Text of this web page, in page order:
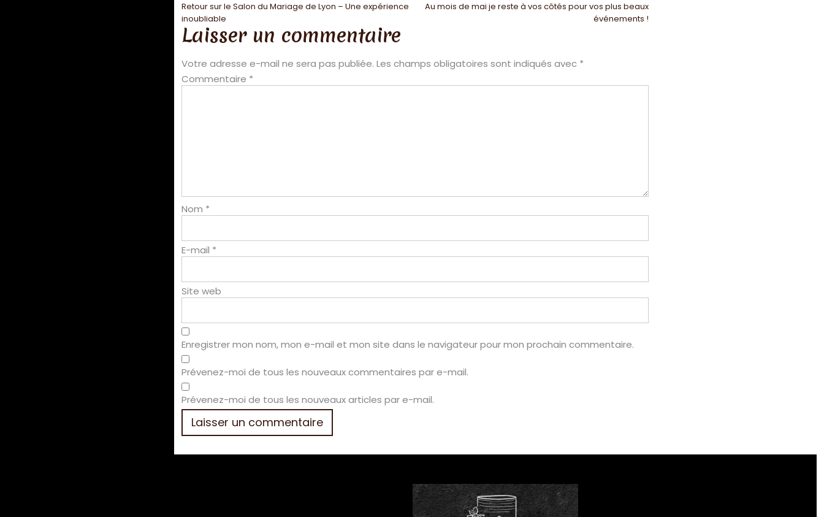
Retour sur le Salon du Mariage de Lyon – Une expérience
inoubliable
Au mois de mai je reste à vos côtés pour vos plus beaux
événements !
Laisser un commentaire
Votre adresse e-mail ne sera pas publiée. Les champs obligatoires sont indiqués avec *
Commentaire *
Nom *
E-mail *
Site web
Enregistrer mon nom, mon e-mail et mon site dans le navigateur pour mon prochain commentaire.
Prévenez-moi de tous les nouveaux commentaires par e-mail.
Prévenez-moi de tous les nouveaux articles par e-mail.